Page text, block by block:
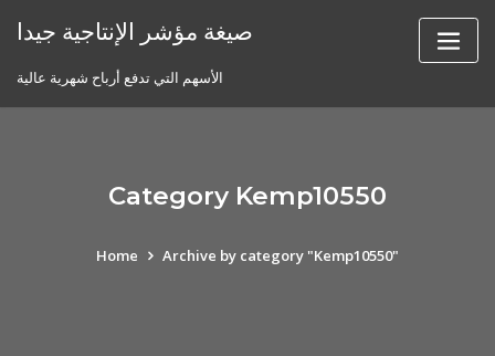
صيغة مؤشر الإنتاجية جيدا
الأسهم التي تدفع أرباح شهرية عالية
Category Kemp10550
Home Archive by category "Kemp10550"